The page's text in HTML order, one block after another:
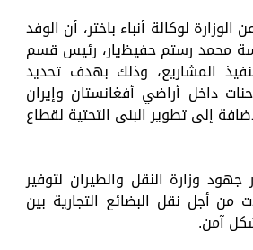
لوكالة أنباء باختر، أن الوفد
محمد رستم حفيظ‌يار، رئيس قسم
المشاريع، وذلك بهدف تحديد
داخل أراضي أفغانستان وإيران
إلى تطوير البنى التحتية لقطاع
وزارة النقل والطيران لتوفير
من أجل نقل البضائع التجارية بين
آمن.